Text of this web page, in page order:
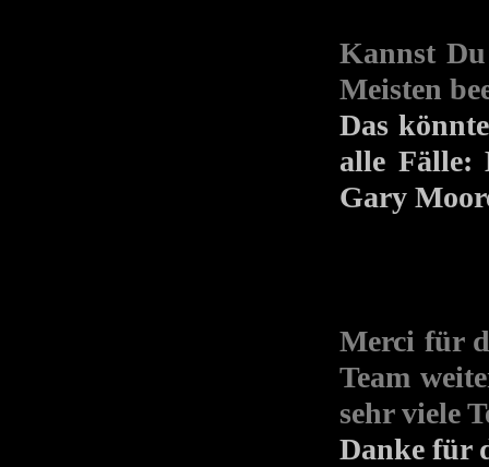
Kannst
Meisten
Das
alle Fälle:
Gary
Merci für
Team
sehr viele
Danke für